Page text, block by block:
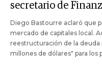
secretario de
Diego Bastourre aclaró que
mercado de capitales local.
reestructuración de la
millones de dólares" para los